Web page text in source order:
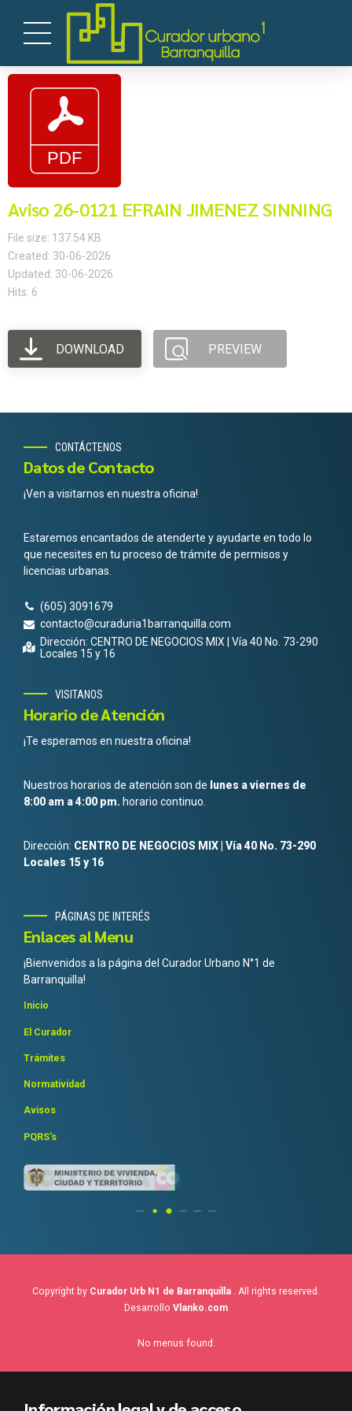
Aviso 26-0121 EFRAIN JIMENEZ SINNING
File size: 137.54 KB
Created: 30-06-2026
Updated: 30-06-2026
Hits: 6
DOWNLOAD PREVIEW
CONTÁCTENOS
Datos de Contacto
¡Ven a visitarnos en nuestra oficina!
Estaremos encantados de atenderte y ayudarte en todo lo
que necesites en tu proceso de trámite de permisos y
licencias urbanas.
(605) 3091679
contacto@curaduria1barranquilla.com
Dirección: CENTRO DE NEGOCIOS MIX | Vía 40 No. 73-290
Locales 15 y 16
VISITANOS
Horario de Atención
¡Te esperamos en nuestra oficina!
Nuestros horarios de atención son de lunes a viernes de
8:00 am a 4:00 pm. horario continuo.
Dirección: CENTRO DE NEGOCIOS MIX | Vía 40 No. 73-290
Locales 15 y 16
PÁGINAS DE INTERÉS
Enlaces al Menu
¡Bienvenidos a la página del Curador Urbano N°1 de
Barranquilla!
Inicio
El Curador
Trámites
Normatividad
Avisos
PQRS’s
Copyright by Curador Urb N1 de Barranquilla . All rights reserved.
Desarrollo Vlanko.com
No menus found.